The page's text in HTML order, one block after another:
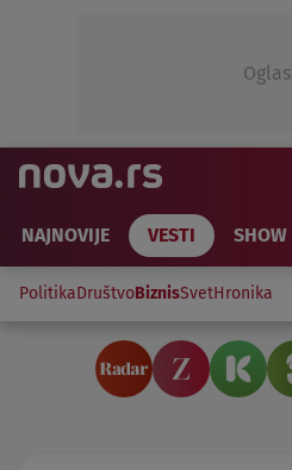
Oglas
NAJNOVIJE VESTI SHOW
PolitikaDruštvoBiznisSvetHronika